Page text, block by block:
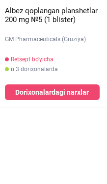
Albez qoplangan planshetlar
200 mg №5 (1 blister)
GM Pharmaceuticals (Gruziya)
Retsept bo'yicha
в 3 dorixonalarda
Dorixonalardagi narxlar